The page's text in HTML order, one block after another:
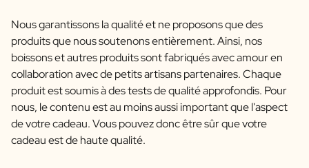
Nous garantissons la qualité et ne proposons que des
produits que nous soutenons entièrement. Ainsi, nos
boissons et autres produits sont fabriqués avec amour en
collaboration avec de petits artisans partenaires. Chaque
produit est soumis à des tests de qualité approfondis. Pour
nous, le contenu est au moins aussi important que l'aspect
de votre cadeau. Vous pouvez donc être sûr que votre
cadeau est de haute qualité.